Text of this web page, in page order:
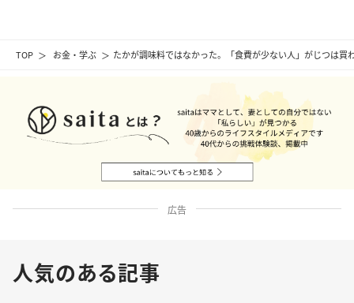
TOP お金・学ぶ たかが調味料ではなかった。「食費が少ない人」がじつは買
広告
人気のある記事